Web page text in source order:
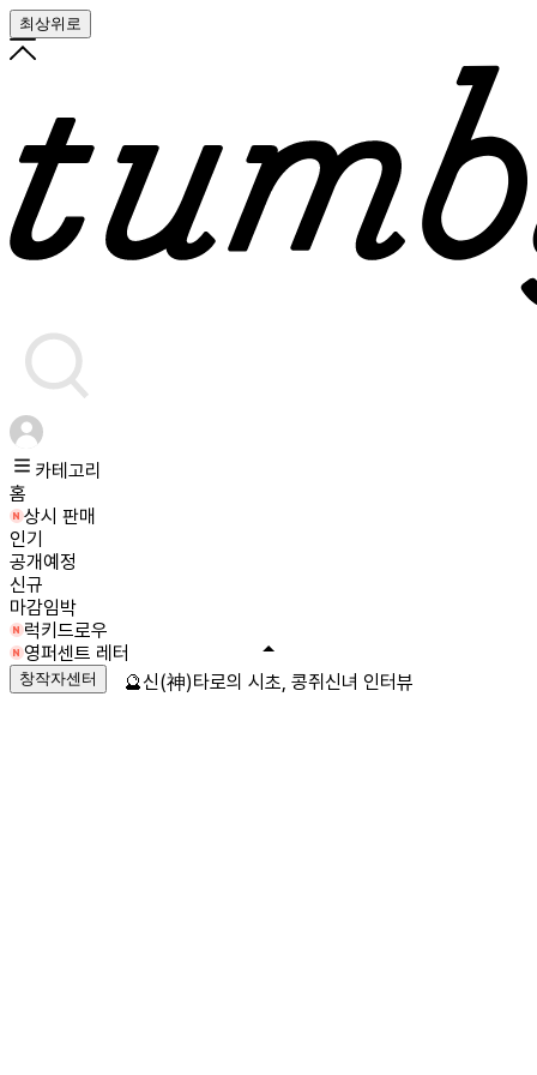
최상위로
카테고리
홈
상시 판매
인기
공개예정
신규
마감임박
럭키드로우
영퍼센트 레터
창작자센터 🔮신(神)타로의 시초, 콩쥐신녀 인터뷰